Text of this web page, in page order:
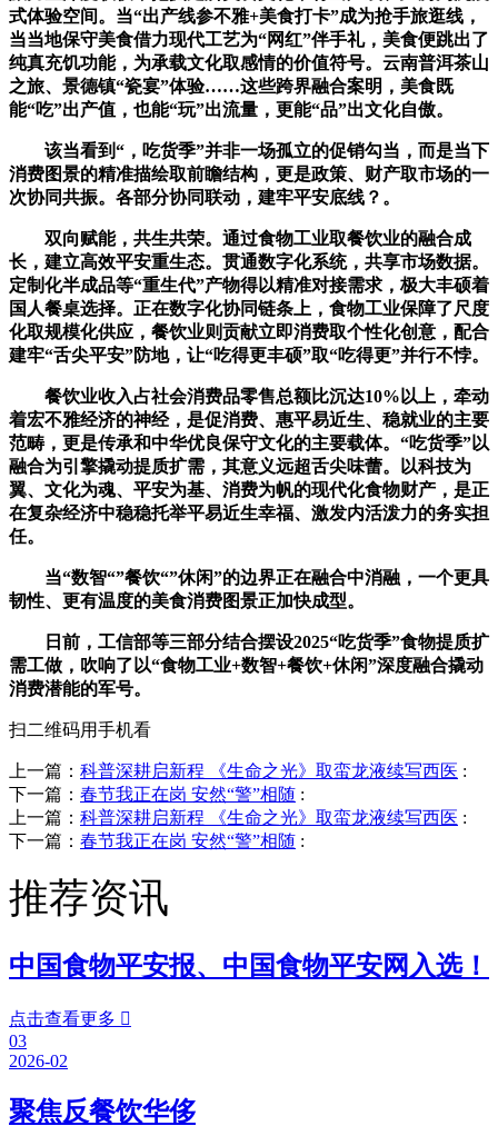
式体验空间。当“出产线参不雅+美食打卡”成为抢手旅逛线，
当当地保守美食借力现代工艺为“网红”伴手礼，美食便跳出了
纯真充饥功能，为承载文化取感情的价值符号。云南普洱茶山
之旅、景德镇“瓷宴”体验……这些跨界融合案明，美食既
能“吃”出产值，也能“玩”出流量，更能“品”出文化自傲。
该当看到“，吃货季”并非一场孤立的促销勾当，而是当下
消费图景的精准描绘取前瞻结构，更是政策、财产取市场的一
次协同共振。各部分协同联动，建牢平安底线？。
双向赋能，共生共荣。通过食物工业取餐饮业的融合成
长，建立高效平安重生态。贯通数字化系统，共享市场数据。
定制化半成品等“重生代”产物得以精准对接需求，极大丰硕着
国人餐桌选择。正在数字化协同链条上，食物工业保障了尺度
化取规模化供应，餐饮业则贡献立即消费取个性化创意，配合
建牢“舌尖平安”防地，让“吃得更丰硕”取“吃得更”并行不悖。
餐饮业收入占社会消费品零售总额比沉达10%以上，牵动
着宏不雅经济的神经，是促消费、惠平易近生、稳就业的主要
范畴，更是传承和中华优良保守文化的主要载体。“吃货季”以
融合为引擎撬动提质扩需，其意义远超舌尖味蕾。以科技为
翼、文化为魂、平安为基、消费为帆的现代化食物财产，是正
在复杂经济中稳稳托举平易近生幸福、激发内活泼力的务实担
任。
当“数智“”餐饮“”休闲”的边界正在融合中消融，一个更具
韧性、更有温度的美食消费图景正加快成型。
日前，工信部等三部分结合摆设2025“吃货季”食物提质扩
需工做，吹响了以“食物工业+数智+餐饮+休闲”深度融合撬动
消费潜能的军号。
扫二维码用手机看
上一篇： 科普深耕启新程 《生命之光》取蛮龙液续写西医 :
下一篇： 春节我正在岗 安然“警”相随 :
上一篇： 科普深耕启新程 《生命之光》取蛮龙液续写西医 :
下一篇： 春节我正在岗 安然“警”相随 :
推荐资讯
中国食物平安报、中国食物平安网入选！
点击查看更多 
03
2026-02
聚焦反餐饮华侈